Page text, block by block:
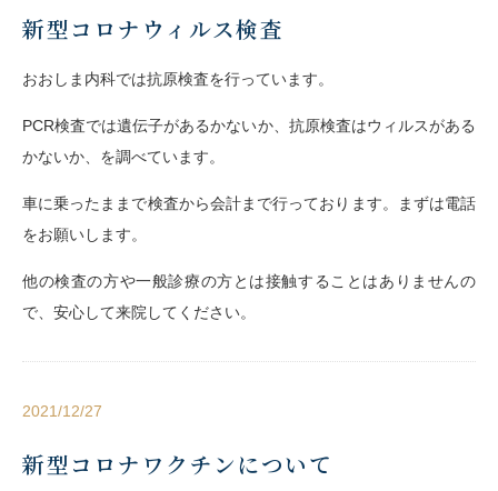
新型コロナウィルス検査
おおしま内科では抗原検査を行っています。
PCR検査では遺伝子があるかないか、抗原検査はウィルスがある
かないか、を調べています。
車に乗ったままで検査から会計まで行っております。まずは電話
をお願いします。
他の検査の方や一般診療の方とは接触することはありませんの
で、安心して来院してください。
2021/12/27
新型コロナワクチンについて